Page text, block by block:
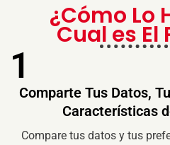
¿Cómo Lo
Cual es El
1
Comparte Tus Datos,
Características
Compare tus datos y tus